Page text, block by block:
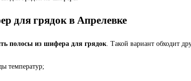
для грядок в Апрелевке
полосы из шифера для грядок. Такой вариант обходит
температур;